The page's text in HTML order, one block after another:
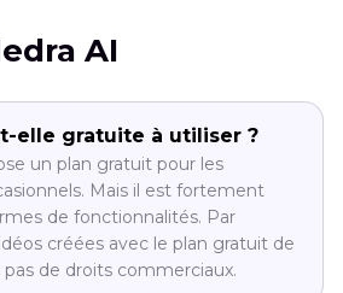
AI
elle gratuite à utiliser ?
un plan gratuit pour les
Mais il est fortement
de fonctionnalités. Par
créées avec le plan gratuit de
de droits commerciaux.